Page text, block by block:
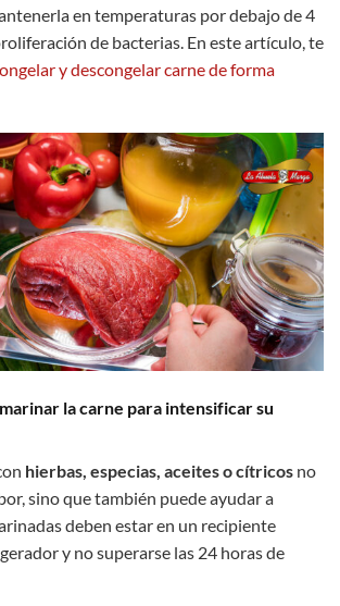
en temperaturas por debajo de 4
de bacterias. En este artículo, te
y descongelar carne de forma
la carne para intensificar su
hierbas, especias, aceites o cítricos no
sino que también puede ayudar a
deben estar en un recipiente
y no superarse las 24 horas de